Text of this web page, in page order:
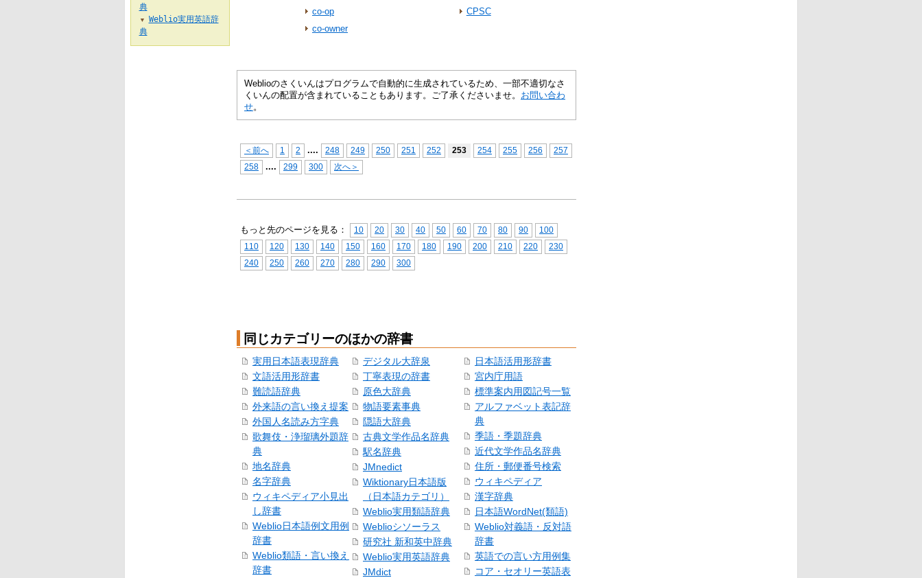
co‐op
co‐owner
CPSC
Weblioのさくいんはプログラムで自動的に生成されているため、一部不適切なさ
くいんの配置が含まれていることもあります。ご了承くださいませ。 お問い合わ
せ。
＜前へ 1 2 .... 248 249 250 251 252 253 254 255 256
257
258
.... 299 300 次へ＞
もっと先のページを見る： 10 20 30 40 50 60 70 80 90
100
110
120 130 140 150 160 170 180 190 200 210 220
230
240
250 260 270 280 290 300
同じカテゴリーのほかの辞書
実用日本語表現辞典
文語活用形辞書
難読語辞典
外来語の言い換え提案
外国人名読み方字典
歌舞伎・浄瑠璃外題辞
典
地名辞典
名字辞典
ウィキペディア小見出
し辞書
Weblio日本語例文用例
辞書
Weblio類語・言い換え
辞書
デジタル大辞泉
丁寧表現の辞書
原色大辞典
物語要素事典
隠語大辞典
古典文学作品名辞典
駅名辞典
JMnedict
Wiktionary日本語版
（日本語カテゴリ）
Weblio実用類語辞典
Weblioシソーラス
研究社 新和英中辞典
Weblio実用英語辞典
JMdict
日本語活用形辞書
宮内庁用語
標準案内用図記号一覧
アルファベット表記辞
典
季語・季題辞典
近代文学作品名辞典
住所・郵便番号検索
ウィキペディア
漢字辞典
日本語WordNet(類語)
Weblio対義語・反対語
辞書
英語での言い方用例集
コア・セオリー英語表
典
▼
Weblio実用英語辞
典